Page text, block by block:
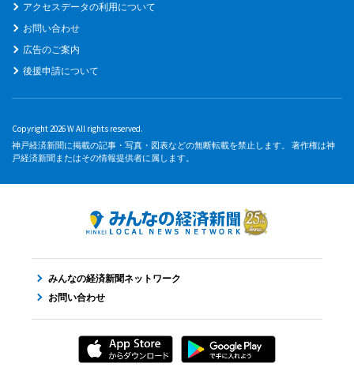
アクセスデータの利用について
お問い合わせ
広告のご案内
後援申請について
Copyright 2026 W All rights reserved.
神戸経済新聞に掲載の記事・写真・図表などの無断転載を禁止します。 著作権は神
戸経済新聞またはその情報提供者に属します。
みんなの経済新聞ネットワーク
お問い合わせ